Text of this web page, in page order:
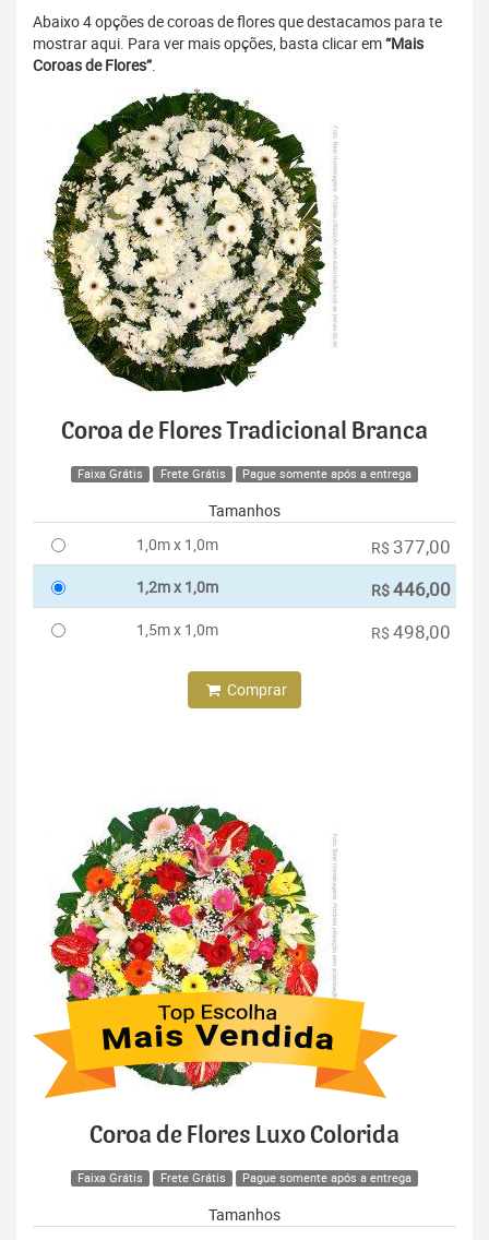
Abaixo 4 opções de coroas de flores que destacamos para te
mostrar aqui. Para ver mais opções, basta clicar em“Mais
Coroas de Flores”.
Coroa de Flores Tradicional Branca
Faixa Grátis Frete Grátis Pague somente após a entrega
Tamanhos
1,0m x 1,0m
R$ 377,00
1,2m x 1,0m R$446,00
1,5m x 1,0m R$ 498,00
Comprar
Coroa de Flores Luxo Colorida
Faixa Grátis Frete Grátis Pague somente após a entrega
Tamanhos